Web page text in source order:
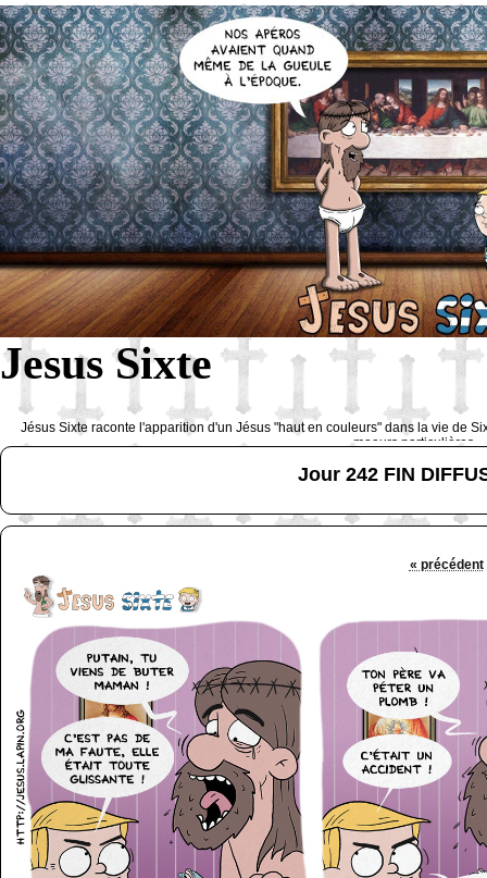
Jesus Sixte
Jésus Sixte raconte l'apparition d'un Jésus "haut en couleurs" dans la vie de
moeurs particulières
http://www.lefabz.com/
Jour 242 FIN
« précédent